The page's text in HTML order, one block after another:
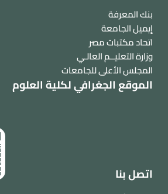
بنك المعرفة
إيميل الجامعة
اتحاد مكتبات مصر
وزارة التعليــم العالـي
المجلس الأعلى للجامعات
الموقع الجغرافي لكلية العلوم
اتصل بنا